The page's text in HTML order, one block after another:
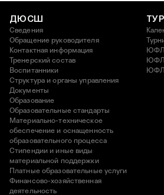
ДЮСШ
Сведения
Обращение руководителя
Контактная информация
Тренерский состав
Воспитанники
Структура и органы управления
Документы
Образование
Образовательные стандарты
Материально-техническое
обеспечение и оснащенность
образовательного процесса
Стипендии и иные виды
материальной поддержки
Платные образовательные услуги
Финансово-хозяйственная
деятельность